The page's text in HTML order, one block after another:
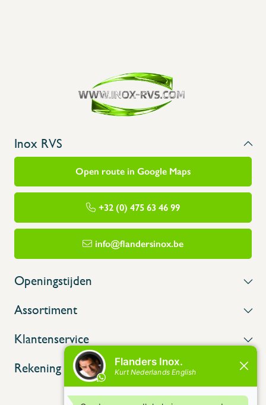
Inox RVS
Open route in Google Maps
+32 (0) 475 63 46 99
info@flandersinox.be
Openingstijden
Assortiment
Klantenservice
Rekening